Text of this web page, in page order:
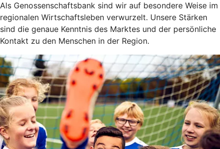
Als Genossenschaftsbank sind wir auf besondere Weise im
regionalen Wirtschaftsleben verwurzelt. Unsere Stärken
sind die genaue Kenntnis des Marktes und der persönliche
Kontakt zu den Menschen in der Region.